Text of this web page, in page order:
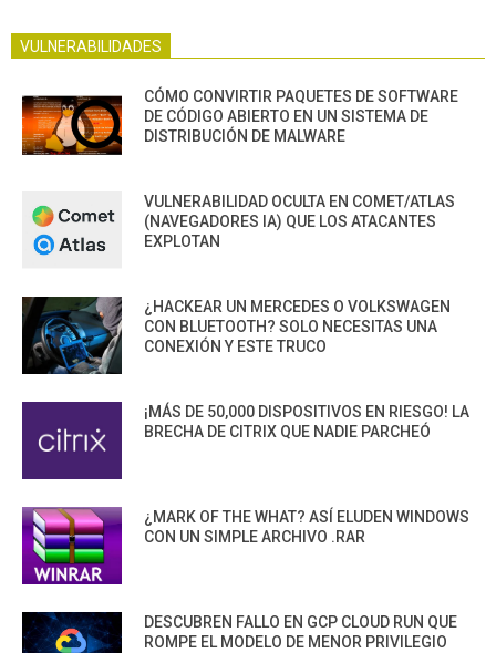
VULNERABILIDADES
CÓMO CONVIRTIR PAQUETES DE SOFTWARE
DE CÓDIGO ABIERTO EN UN SISTEMA DE
DISTRIBUCIÓN DE MALWARE
VULNERABILIDAD OCULTA EN COMET/ATLAS
(NAVEGADORES IA) QUE LOS ATACANTES
EXPLOTAN
¿HACKEAR UN MERCEDES O VOLKSWAGEN
CON BLUETOOTH? SOLO NECESITAS UNA
CONEXIÓN Y ESTE TRUCO
¡MÁS DE 50,000 DISPOSITIVOS EN RIESGO! LA
BRECHA DE CITRIX QUE NADIE PARCHEÓ
¿MARK OF THE WHAT? ASÍ ELUDEN WINDOWS
CON UN SIMPLE ARCHIVO .RAR
DESCUBREN FALLO EN GCP CLOUD RUN QUE
ROMPE EL MODELO DE MENOR PRIVILEGIO